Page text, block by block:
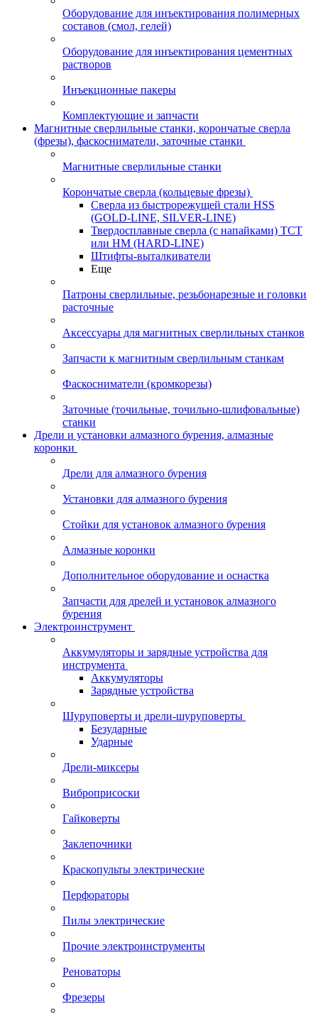
Оборудование для инъектирования полимерных
составов (смол, гелей)
Оборудование для инъектирования цементных
растворов
Инъекционные пакеры
Комплектующие и запчасти
Магнитные сверлильные станки, корончатые сверла
(фрезы), фаскосниматели, заточные станки
Магнитные сверлильные станки
Корончатые сверла (кольцевые фрезы)
Сверла из быстрорежущей стали HSS
(GOLD-LINE, SILVER-LINE)
Твердосплавные сверла (с напайками) ТСТ
или HM (HARD-LINE)
Штифты-выталкиватели
Еще
Патроны сверлильные, резьбонарезные и головки
расточные
Аксессуары для магнитных сверлильных станков
Запчасти к магнитным сверлильным станкам
Фаскосниматели (кромкорезы)
Заточные (точильные, точильно-шлифовальные)
станки
Дрели и установки алмазного бурения, алмазные
коронки
Дрели для алмазного бурения
Установки для алмазного бурения
Стойки для установок алмазного бурения
Алмазные коронки
Дополнительное оборудование и оснастка
Запчасти для дрелей и установок алмазного
бурения
Электроинструмент
Аккумуляторы и зарядные устройства для
инструмента
Аккумуляторы
Зарядные устройства
Шуруповерты и дрели-шуруповерты
Безударные
Ударные
Дрели-миксеры
Виброприсоски
Гайковерты
Заклепочники
Краскопульты электрические
Перфораторы
Пилы электрические
Прочие электроинструменты
Реноваторы
Фрезеры